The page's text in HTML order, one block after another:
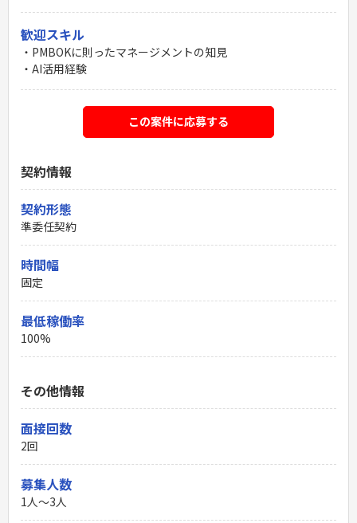
歓迎スキル
・PMBOKに則ったマネージメントの知見
・AI活用経験
この案件に応募する
契約情報
契約形態
準委任契約
時間幅
固定
最低稼働率
100%
その他情報
面接回数
2回
募集人数
1人～3人